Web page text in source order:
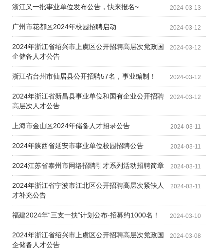
2024-03-13
浙江又一批事业单位发布公告，快来报名~
2024-03-12
广州市花都区2024年校园招聘启动
2024-03-12
2024年浙江省绍兴市上虞区公开招聘高层次党政国
企储备人才公告
2024-03-12
浙江省台州市仙居县公开招聘57名，事业编制！
2024-03-12
2024年浙江省新昌县事业单位和国有企业公开招聘
高层次人才公告
2024-03-11
上海市金山区2024年储备人才招录公告
2024-03-11
2024年陕西省延安市事业单位校园招聘公告
2024-03-11
2024江苏省泰州市网络招聘引才系列活动招聘简章
2024-03-11
2024年浙江省宁波市江北区公开招聘高层次紧缺人
才补充公告
2024-03-10
福建2024年“三支一扶”计划公布-招募约1000名！
2024-03-08
2024年浙江省绍兴市上虞区公开招聘高层次党政国
企储备人才公告